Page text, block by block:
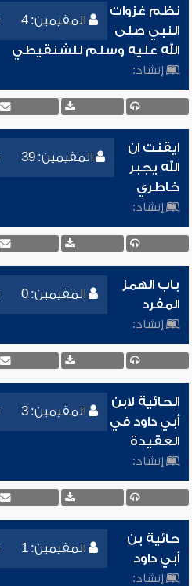
المقيمين: 4
نظم غزوات
النبي صلى
الله عليه وسلم للشنقيطي
إنشاد:
المقيمين: 39
ايقنت ان
الله يجبر
خاطري
إنشاد:
المقيمين: 0
باب الهمز
المفرد
إنشاد:
المقيمين: 3
الحائية لابن
أبي داود في
العقيدة
إنشاد:
المقيمين: 1
حائية بن
أبي داود
إنشاد: